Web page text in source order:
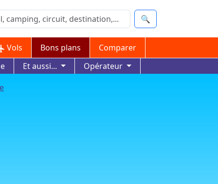
🔍
Vols Bons plans
Comparer
Et aussi...
Opérateur